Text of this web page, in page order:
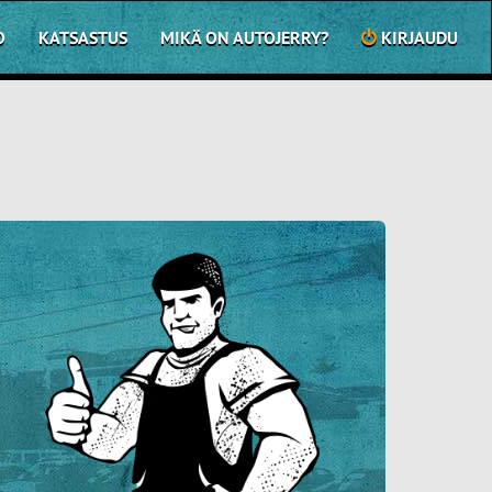
KATSASTUS MIKÄ ON AUTOJERRY? KIRJAUDU